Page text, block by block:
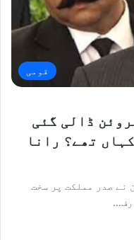
قومی
15 کلو ہیروئن ڈالی گئی
تھے؟ رانا
نے صدر مملکت پر سخت